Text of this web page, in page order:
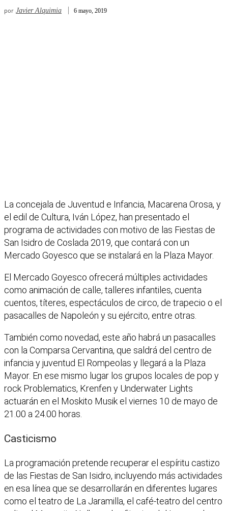
por Javier Alquimia 6 mayo, 2019
La concejala de Juventud e Infancia, Macarena Orosa, y
el edil de Cultura, Iván López, han presentado el
programa de actividades con motivo de las Fiestas de
San Isidro de Coslada 2019, que contará con un
Mercado Goyesco que se instalará en la Plaza Mayor.
El Mercado Goyesco ofrecerá múltiples actividades
como animación de calle, talleres infantiles, cuenta
cuentos, títeres, espectáculos de circo, de trapecio o el
pasacalles de Napoleón y su ejército, entre otras.
También como novedad, este año habrá un pasacalles
con la Comparsa Cervantina, que saldrá del centro de
infancia y juventud El Rompeolas y llegará a la Plaza
Mayor. En ese mismo lugar los grupos locales de pop y
rock Problematics, Krenfen y Underwater Lights
actuarán en el Moskito Musik el viernes 10 de mayo de
21.00 a 24.00 horas.
Casticismo
La programación pretende recuperar el espíritu castizo
de las Fiestas de San Isidro, incluyendo más actividades
en esa línea que se desarrollarán en diferentes lugares
como el teatro de La Jaramilla, el café-teatro del centro